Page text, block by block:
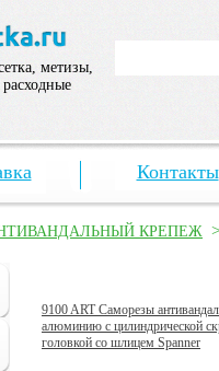
метизы,
Контакты
КРЕПЕЖ
9100 ART Саморезы
алюминию с цилиндрической
головкой со шлицем Spanner